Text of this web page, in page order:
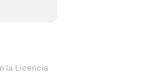
la Licencia